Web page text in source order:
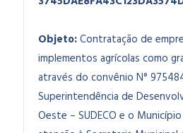
Objeto:Contratação de
implementos agrícolas como
através do convênio N°
Superintendência de
Oeste – SUDECO e o